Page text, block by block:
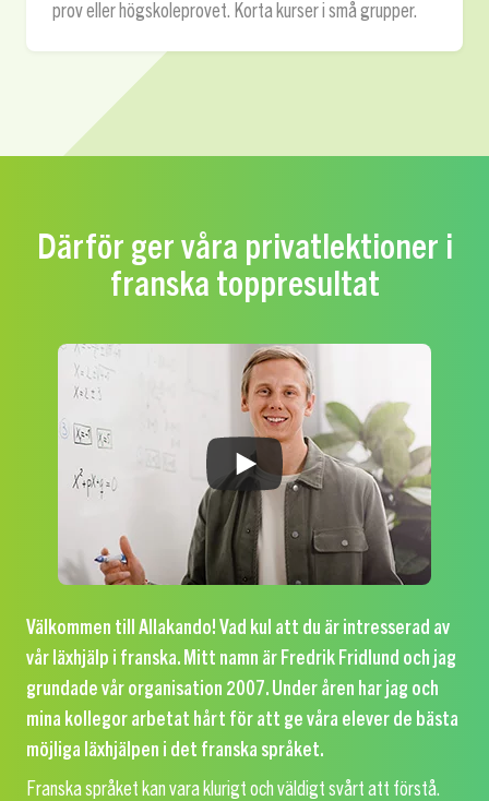
prov eller högskoleprovet. Korta kurser i små grupper.
Därför ger våra privatlektioner i
franska toppresultat
Välkommen till Allakando! Vad kul att du är intresserad av
vår läxhjälp i franska. Mitt namn är Fredrik Fridlund och jag
grundade vår organisation 2007. Under åren har jag och
mina kollegor arbetat hårt för att ge våra elever de bästa
möjliga läxhjälpen i det franska språket.
Franska språket kan vara klurigt och väldigt svårt att förstå.